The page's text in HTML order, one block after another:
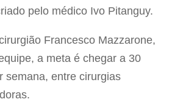
pelo médico Ivo Pitanguy.
Francesco Mazzarone,
a meta é chegar a 30
semana, entre cirurgias